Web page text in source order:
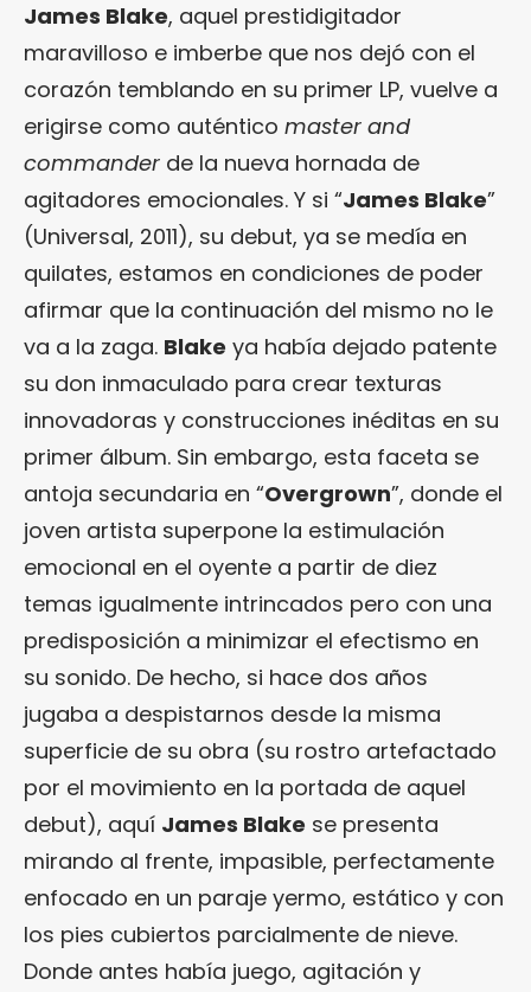
James Blake, aquel prestidigitador
maravilloso e imberbe que nos dejó con el
corazón temblando en su primer LP, vuelve a
erigirse como auténtico master and
commander de la nueva hornada de
agitadores emocionales. Y si “James Blake”
(Universal, 2011), su debut, ya se medía en
quilates, estamos en condiciones de poder
afirmar que la continuación del mismo no le
va a la zaga. Blake ya había dejado patente
su don inmaculado para crear texturas
innovadoras y construcciones inéditas en su
primer álbum. Sin embargo, esta faceta se
antoja secundaria en “Overgrown”, donde el
joven artista superpone la estimulación
emocional en el oyente a partir de diez
temas igualmente intrincados pero con una
predisposición a minimizar el efectismo en
su sonido. De hecho, si hace dos años
jugaba a despistarnos desde la misma
superficie de su obra (su rostro artefactado
por el movimiento en la portada de aquel
debut), aquí James Blake se presenta
mirando al frente, impasible, perfectamente
enfocado en un paraje yermo, estático y con
los pies cubiertos parcialmente de nieve.
Donde antes había juego, agitación y